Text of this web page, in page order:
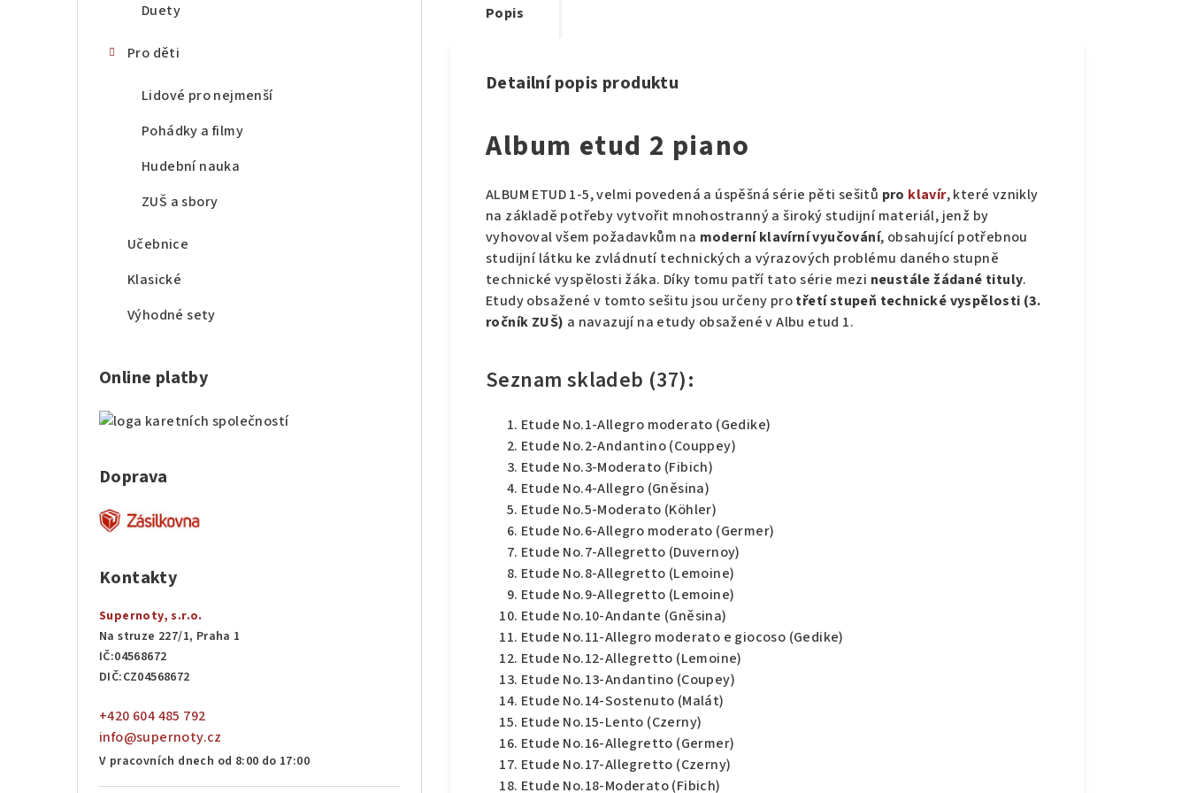
Duety
Pro děti
Lidové pro nejmenší
Pohádky a filmy
Hudební nauka
ZUŠ a sbory
Učebnice
Klasické
Výhodné sety
Online platby
Doprava
Kontakty
Supernoty, s.r.o.
Na struze 227/1, Praha 1
IČ:04568672
DIČ:CZ04568672
+420 604 485 792
info@supernoty.cz
V pracovních dnech od 8:00 do 17:00
Popis
Detailní popis produktu
Album etud 2 piano
ALBUM ETUD 1-5, velmi povedená a úspěšná série pěti sešitů pro klavír, které vznikly
na základě potřeby vytvořit mnohostranný a široký studijní materiál, jenž by
vyhovoval všem požadavkům na moderní klavírní vyučování, obsahující potřebnou
studijní látku ke zvládnutí technických a výrazových problému daného stupně
technické vyspělosti žáka. Díky tomu patří tato série mezi neustále žádané tituly.
Etudy obsažené v tomto sešitu jsou určeny protřetí stupeň technické vyspělosti (3.
ročník ZUŠ) a navazují na etudy obsažené v Albu etud 1.
Seznam skladeb (37):
Etude No.1-Allegro moderato (Gedike)
Etude No.2-Andantino (Couppey)
Etude No.3-Moderato (Fibich)
Etude No.4-Allegro (Gněsina)
Etude No.5-Moderato (Köhler)
Etude No.6-Allegro moderato (Germer)
Etude No.7-Allegretto (Duvernoy)
Etude No.8-Allegretto (Lemoine)
Etude No.9-Allegretto (Lemoine)
Etude No.10-Andante (Gněsina)
Etude No.11-Allegro moderato e giocoso (Gedike)
Etude No.12-Allegretto (Lemoine)
Etude No.13-Andantino (Coupey)
Etude No.14-Sostenuto (Malát)
Etude No.15-Lento (Czerny)
Etude No.16-Allegretto (Germer)
Etude No.17-Allegretto (Czerny)
Etude No.18-Moderato (Fibich)